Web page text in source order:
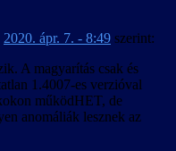
2020. ápr. 7. - 8:49 szerint:
A magyarítás csak és
1.4007-es verzióval
működHET, de
anomáliák lesznek az